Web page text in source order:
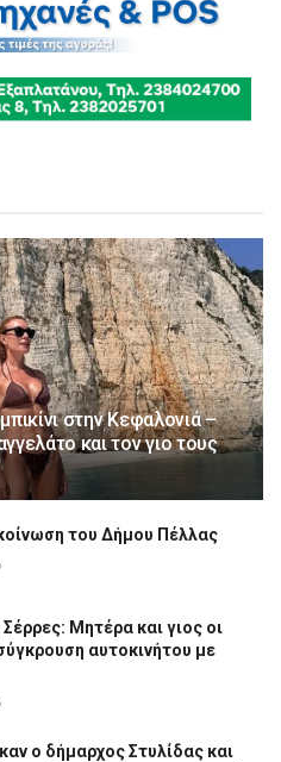
στην Κεφαλονιά –
και τον γιο τους
του Δήμου Πέλλας
Μητέρα και γιος οι
αυτοκινήτου με
ο δήμαρχος Στυλίδας και